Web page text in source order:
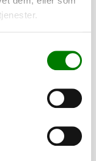
112,00kr.
ekskl. moms